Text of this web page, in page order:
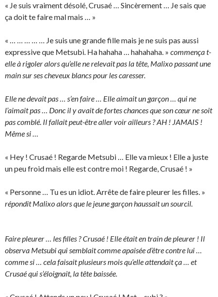
« Je suis vraiment désolé, Crusaé … Sincèrement … Je sais que
ça doit te faire mal mais … »
« … … … … … Je suis une grande fille mais je ne suis pas aussi
expressive que Metsubi. Ha hahaha … hahahaha. » commença t-
elle à rigoler alors qu’elle ne relevait pas la tête, Malixo passant une
main sur ses cheveux blancs pour les caresser.
Elle ne devait pas … s’en faire … Elle aimait un garçon … qui ne
l’aimait pas … Donc il y avait de fortes chances que son cœur ne soit
pas comblé. Il fallait peut-être aller voir ailleurs ? AH ! JAMAIS !
Même si …
« Hey ! Crusaé ! Regarde Metsubi … Elle va mieux ! Elle a juste
un peu froid mais elle est contre moi ! Regarde, Crusaé ! »
« Personne … Tu es un idiot. Arrête de faire pleurer les filles. »
répondit Malixo alors que le jeune garçon haussait un sourcil.
Faire pleurer … les filles ? Crusaé ! Elle était en train de pleurer ! Il
observa Metsubi qui semblait comme apaisée d’être contre lui …
comme si … cela faisait plusieurs mois qu’elle attendait ça … et
Crusaé qui s’éloignait, la tête baissée.